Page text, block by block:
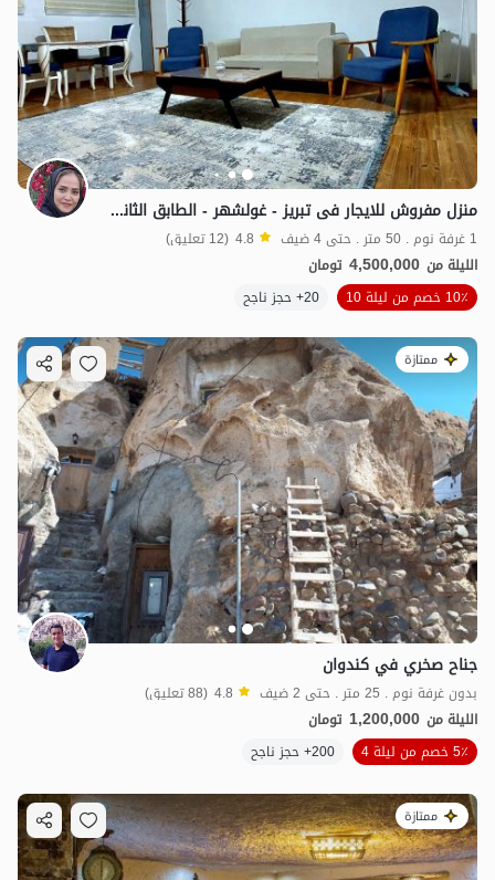
3.2مليون ت 4.8
2.8مليون ت 4.9
منزل مفروش للایجار فی تبریز - غولشهر - الطابق الثانی
1 غرفة نوم . 50 متر . حتى 4 ضيف 4.8 (12 تعليق)
الليلة من 4,500,000 تومان
10٪ خصم من ليلة 10
20+ حجز ناجح
ممتازة
جناح صخري في كندوان
بدون غرفة نوم . 25 متر . حتى 2 ضيف 4.8 (88 تعليق)
الليلة من 1,200,000 تومان
5٪ خصم من ليلة 4
200+ حجز ناجح
ممتازة